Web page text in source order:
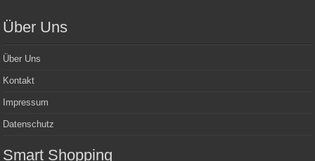
Über Uns
Über Uns
Kontakt
Impressum
Datenschutz
Smart Shopping